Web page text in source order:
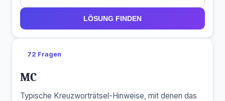
LÖSUNG FINDEN
72 Fragen
MC
Typische Kreuzworträtsel-Hinweise, mit denen das